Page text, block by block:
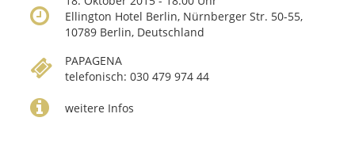
Ellington Hotel Berlin, Nürnberger Str. 50-55,
10789 Berlin, Deutschland
PAPAGENA
telefonisch: 030 479 974 44
weitere Infos